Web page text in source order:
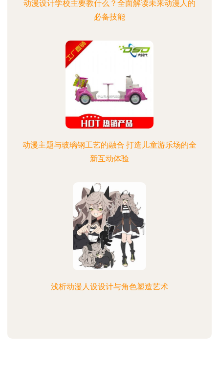
动漫设计学校主要教什么？全面解读未来动漫人的
必备技能
动漫主题与玻璃钢工艺的融合 打造儿童游乐场的全
新互动体验
浅析动漫人设设计与角色塑造艺术